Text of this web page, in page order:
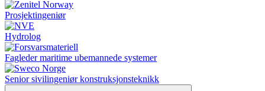
Prosjektingeniør
Hydrolog
Fagleder maritime ubemannede systemer
Senior sivilingeniør konstruksjonsteknikk